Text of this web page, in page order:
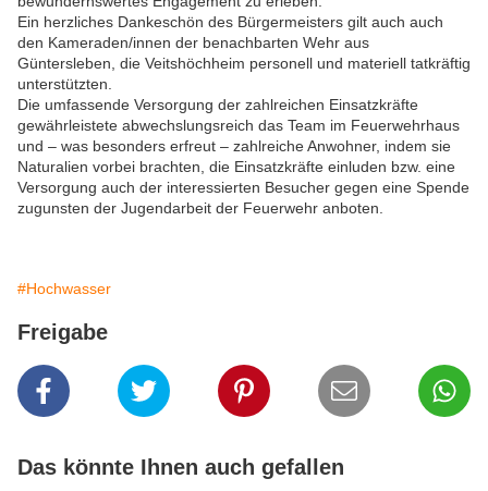
Ein herzliches Dankeschön des Bürgermeisters gilt auch auch
den Kameraden/innen der benachbarten Wehr aus
Güntersleben, die Veitshöchheim personell und materiell tatkräftig
unterstützten.
Die umfassende Versorgung der zahlreichen Einsatzkräfte
gewährleistete abwechslungsreich das Team im Feuerwehrhaus
und – was besonders erfreut – zahlreiche Anwohner, indem sie
Naturalien vorbei brachten, die Einsatzkräfte einluden bzw. eine
Versorgung auch der interessierten Besucher gegen eine Spende
zugunsten der Jugendarbeit der Feuerwehr anboten.
#Hochwasser
Freigabe
Das könnte Ihnen auch gefallen